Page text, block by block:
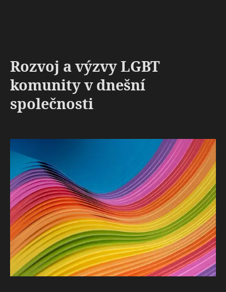
Rozvoj a výzvy LGBT
komunity v dnešní
společnosti